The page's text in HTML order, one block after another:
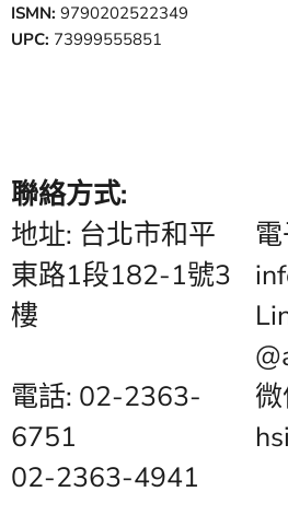
ISMN: 9790202522349
UPC: 73999555851
聯絡方式:
地址: 台北市和平
東路1段182-1號3
樓
電話: 02-2363-
6751
02-2363-4941